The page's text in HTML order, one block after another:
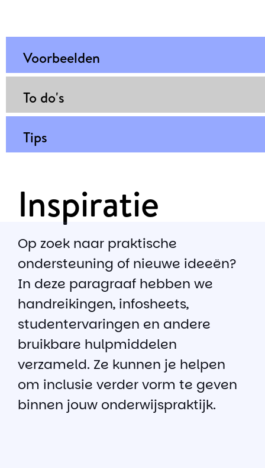
Tips
Op zoek naar praktische
ondersteuning of nieuwe ideeën?
In deze paragraaf hebben we
handreikingen, infosheets,
studentervaringen en andere
bruikbare hulpmiddelen
verzameld. Ze kunnen je helpen
om inclusie verder vorm te geven
binnen jouw onderwijspraktijk.
To do's
Voorbeelden
Inspiratie